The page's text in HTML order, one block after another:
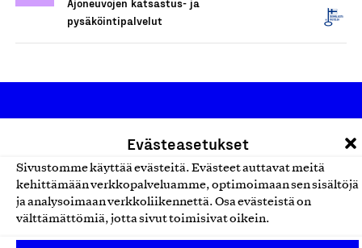
Evästeasetukset
Sivustomme käyttää evästeitä. Evästeet auttavat meitä
kehittämään verkkopalveluamme, optimoimaan sen sisältöjä
ja analysoimaan verkkoliikennettä. Osa evästeistä on
välttämättömiä, jotta sivut toimisivat oikein.
Ajoneuvojen katsastus- ja
pysäköintipalvelut
Olemme jäsentemme omistama puolueeton,
työmarkkinajärjestöistä riippumaton yhdistys.
Jäseninämme on koko suomalaisen yhteiskunnan kirjo